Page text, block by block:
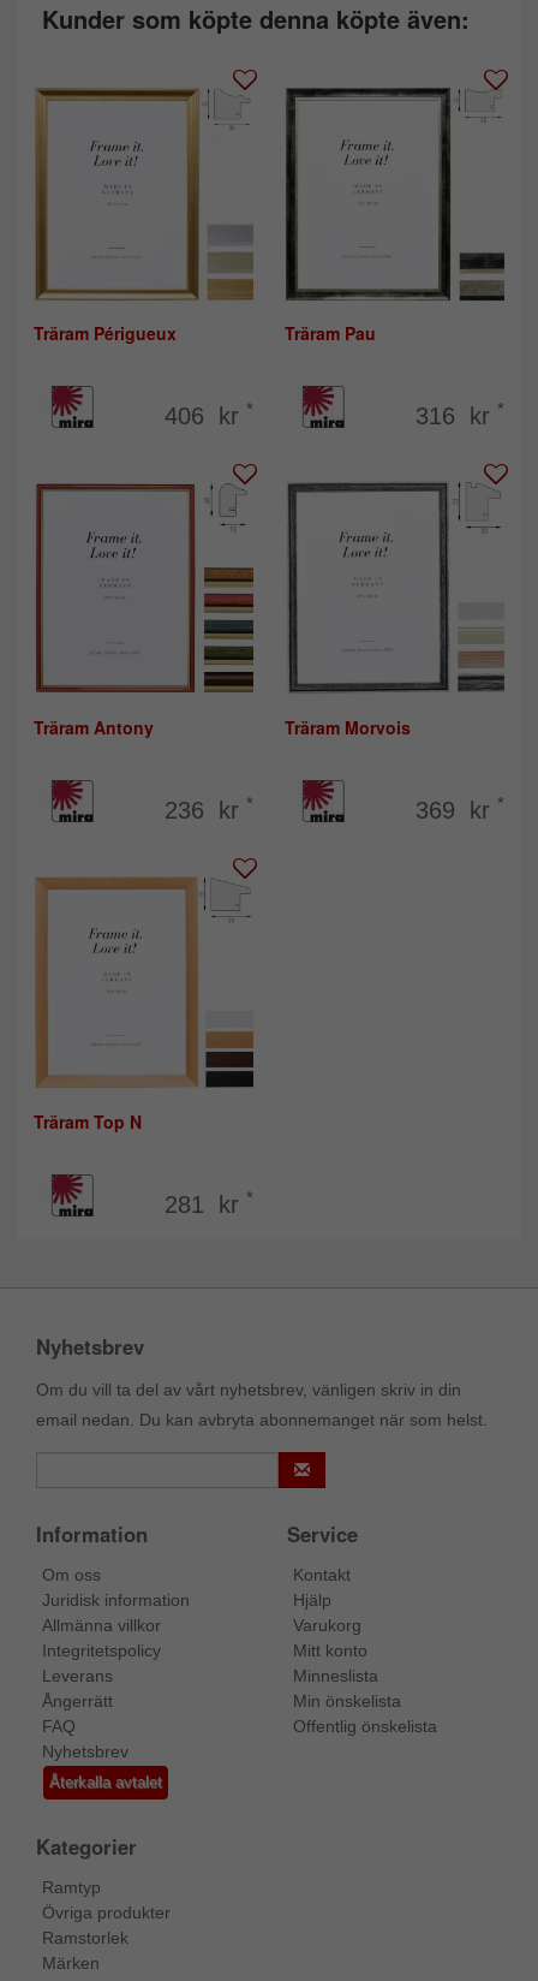
Kunder som köpte denna köpte även:
Träram Périgueux
406 kr *
Träram Pau
316 kr *
Träram Antony
236 kr *
Träram Morvois
369 kr *
Träram Top N
281 kr *
Nyhetsbrev
Om du vill ta del av vårt nyhetsbrev, vänligen skriv in din
email nedan. Du kan avbryta abonnemanget när som helst.
Information
Om oss
Juridisk information
Allmänna villkor
Integritetspolicy
Leverans
Ångerrätt
FAQ
Nyhetsbrev
Återkalla avtalet
Service
Kontakt
Hjälp
Varukorg
Mitt konto
Minneslista
Min önskelista
Offentlig önskelista
Kategorier
Ramtyp
Övriga produkter
Ramstorlek
Märken